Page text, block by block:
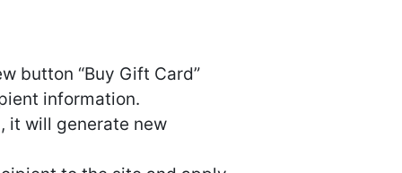
button “Buy Gift Card”
information.
it will generate new